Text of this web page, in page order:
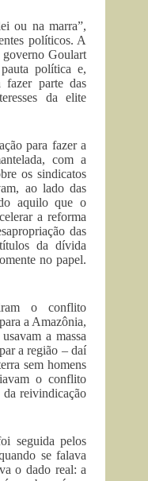
ou na marra”,
políticos. A
governo Goulart
política e,
fazer parte das
da elite
para fazer a
com a
os sindicatos
ao lado das
aquilo que o
a reforma
das
da dívida
no papel.
o conflito
a Amazônia,
a massa
a região – daí
sem homens
o conflito
reivindicação
seguida pelos
se falava
o dado real: a